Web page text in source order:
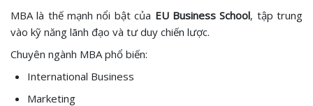
MBA là thế mạnh nổi bật của EU Business School, tập trung
vào kỹ năng lãnh đạo và tư duy chiến lược.
Chuyên ngành MBA phổ biến:
International Business
Marketing